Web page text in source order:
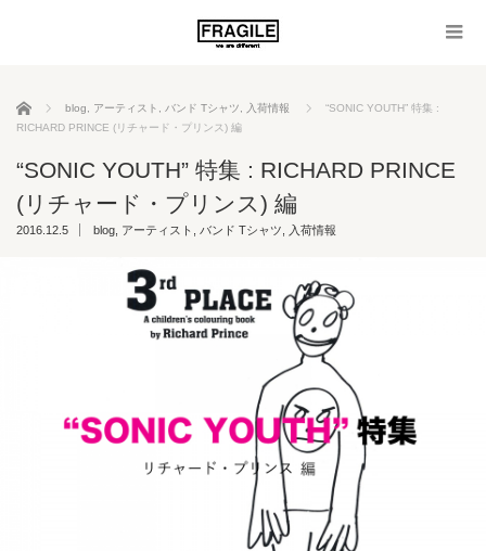
ホーム blog アーティスト バンド Tシャツ 入荷情報
“SONIC YOUTH” 特集 :
RICHARD PRINCE (リチャード・プリンス) 編
“SONIC YOUTH” 特集 : RICHARD PRINCE
(リチャード・プリンス) 編
2016.12.5 blog アーティスト バンド Tシャツ 入荷情報